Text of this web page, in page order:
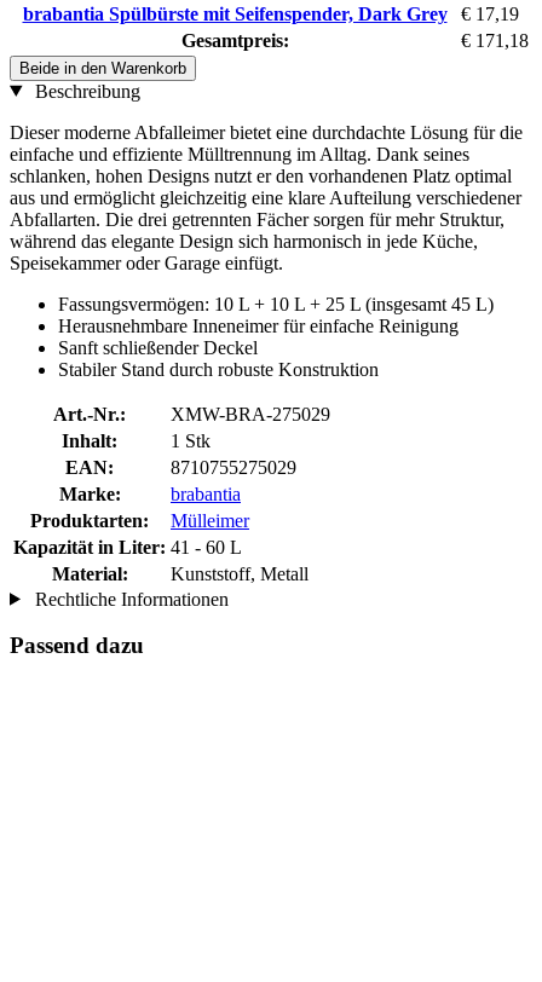
brabantia Spülbürste mit Seifenspender, Dark Grey
€ 17,19
Gesamtpreis:
€ 171,18
Beide in den Warenkorb
Beschreibung
Dieser moderne Abfalleimer bietet eine durchdachte Lösung für die
einfache und effiziente Mülltrennung im Alltag. Dank seines
schlanken, hohen Designs nutzt er den vorhandenen Platz optimal
aus und ermöglicht gleichzeitig eine klare Aufteilung verschiedener
Abfallarten. Die drei getrennten Fächer sorgen für mehr Struktur,
während das elegante Design sich harmonisch in jede Küche,
Speisekammer oder Garage einfügt.
Fassungsvermögen: 10 L + 10 L + 25 L (insgesamt 45 L)
Herausnehmbare Inneneimer für einfache Reinigung
Sanft schließender Deckel
Stabiler Stand durch robuste Konstruktion
Art.-Nr.:
XMW-BRA-275029
Inhalt:
1 Stk
EAN:
8710755275029
Marke:
brabantia
Produktarten:
Mülleimer
Kapazität in Liter: 41 - 60 L
Material:
Kunststoff, Metall
Rechtliche Informationen
Passend dazu